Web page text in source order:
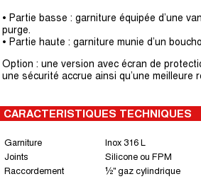
• Partie basse : garniture équipée d’une
purge.
• Partie haute : garniture munie d’un
Option : une version avec écran de
une sécurité accrue ainsi qu’une meilleure
CARACTERISTIQUES TECHNIQUES
Garniture
Inox 316 L
Joints
Silicone ou FPM
Raccordement
½" gaz cylindrique